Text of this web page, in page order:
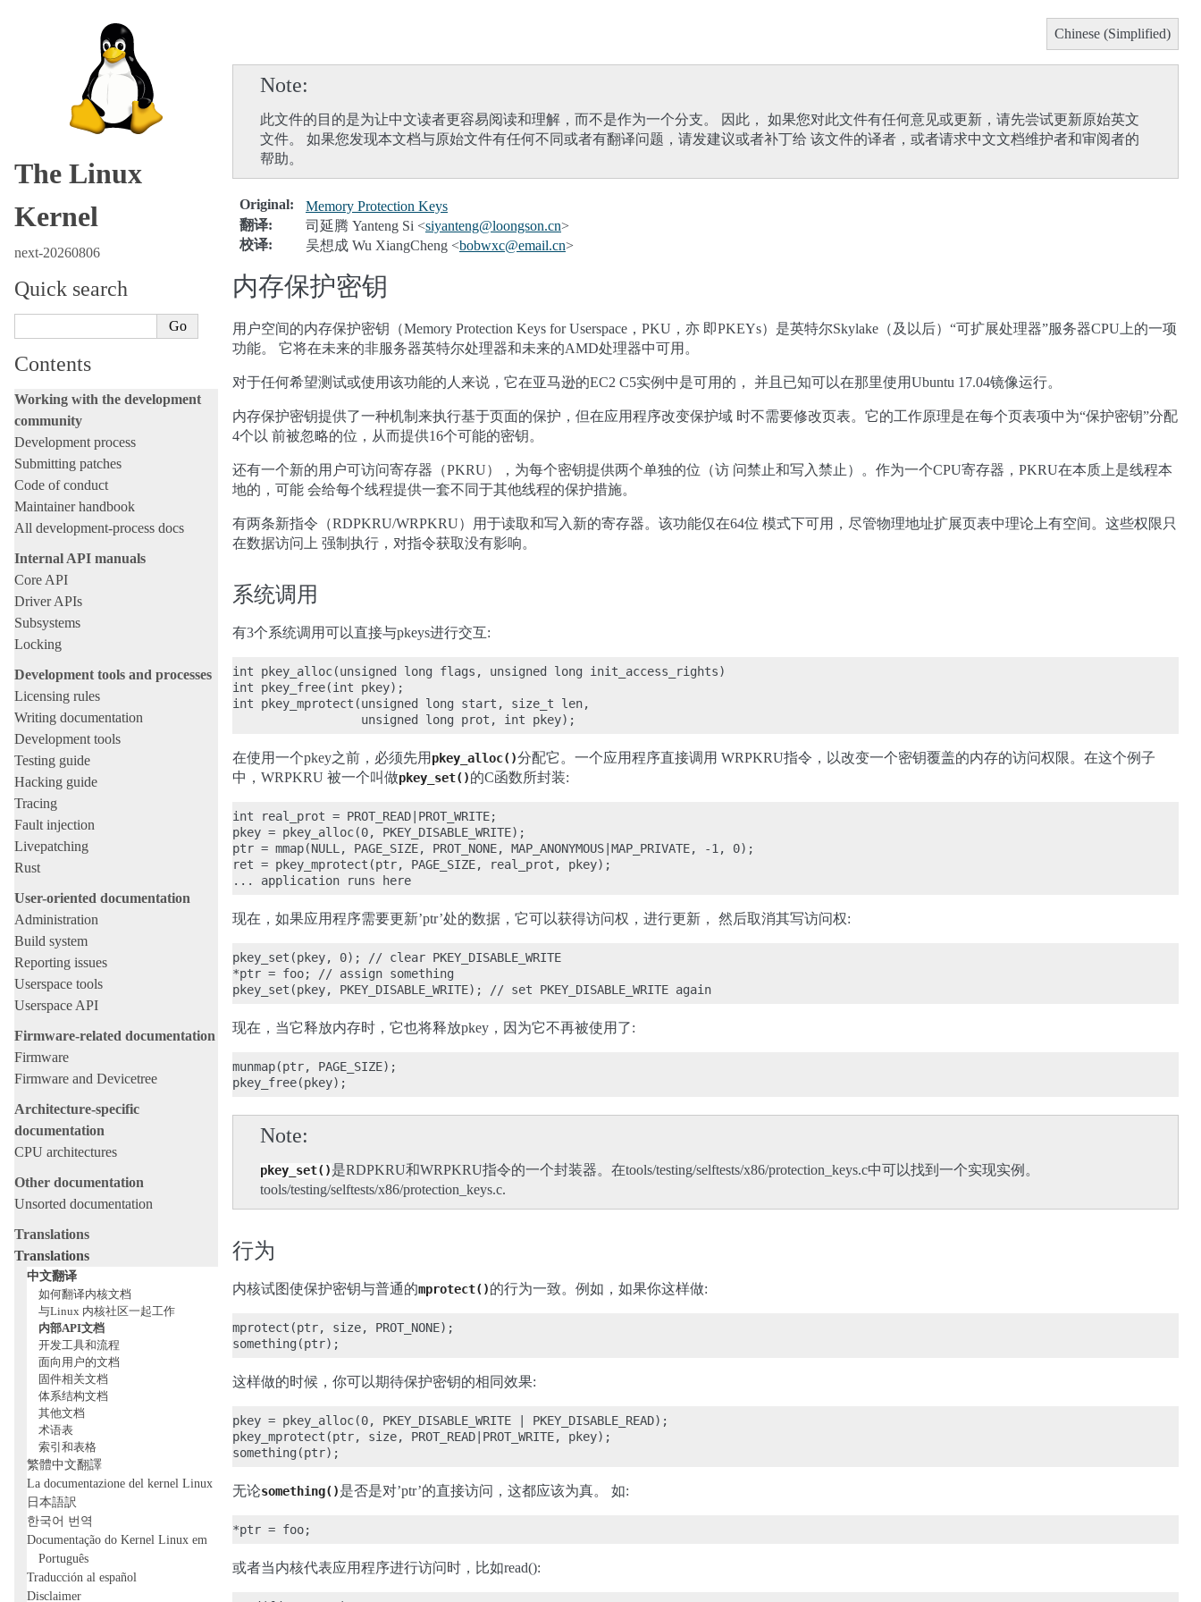
The Linux
Kernel
next-20260806
Quick search
Contents
Working with the development
community
Development process
Submitting patches
Code of conduct
Maintainer handbook
All development-process docs
Internal API manuals
Core API
Driver APIs
Subsystems
Locking
Development tools and processes
Licensing rules
Writing documentation
Development tools
Testing guide
Hacking guide
Tracing
Fault injection
Livepatching
Rust
User-oriented documentation
Administration
Build system
Reporting issues
Userspace tools
Userspace API
Firmware-related documentation
Firmware
Firmware and Devicetree
Architecture-specific
documentation
CPU architectures
Other documentation
Unsorted documentation
Translations
Translations
中文翻译
如何翻译内核文档
与Linux 内核社区一起工作
内部API文档
开发工具和流程
面向用户的文档
固件相关文档
体系结构文档
其他文档
术语表
索引和表格
繁體中文翻譯
La documentazione del kernel Linux
日本語訳
한국어 번역
Documentação do Kernel Linux em
Português
Traducción al español
Disclaimer
Chinese (Simplified)
Note
此文件的目的是为让中文读者更容易阅读和理解，而不是作为一个分支。 因此， 如果您对此文件有任何意见或更新，请先尝试更新原始英文
文件。 如果您发现本文档与原始文件有任何不同或者有翻译问题，请发建议或者补丁给 该文件的译者，或者请求中文文档维护者和审阅者的
帮助。
Original:
Memory Protection Keys
翻译: 司延腾 Yanteng Si <siyanteng@loongson.cn>
校译: 吴想成 Wu XiangCheng <bobwxc@email.cn>
内存保护密钥
用户空间的内存保护密钥（Memory Protection Keys for Userspace，PKU，亦 即PKEYs）是英特尔Skylake（及以后）“可扩展处理器”服务器CPU上的一项
功能。 它将在未来的非服务器英特尔处理器和未来的AMD处理器中可用。
对于任何希望测试或使用该功能的人来说，它在亚马逊的EC2 C5实例中是可用的， 并且已知可以在那里使用Ubuntu 17.04镜像运行。
内存保护密钥提供了一种机制来执行基于页面的保护，但在应用程序改变保护域 时不需要修改页表。它的工作原理是在每个页表项中为“保护密钥”分配
4个以 前被忽略的位，从而提供16个可能的密钥。
还有一个新的用户可访问寄存器（PKRU），为每个密钥提供两个单独的位（访 问禁止和写入禁止）。作为一个CPU寄存器，PKRU在本质上是线程本
地的，可能 会给每个线程提供一套不同于其他线程的保护措施。
有两条新指令（RDPKRU/WRPKRU）用于读取和写入新的寄存器。该功能仅在64位 模式下可用，尽管物理地址扩展页表中理论上有空间。这些权限只
在数据访问上 强制执行，对指令获取没有影响。
系统调用
有3个系统调用可以直接与pkeys进行交互:
int pkey_alloc(unsigned long flags, unsigned long init_access_rights)
int pkey_free(int pkey);
int pkey_mprotect(unsigned long start, size_t len,
在使用一个pkey之前，必须先用 pkey_alloc()分配它。一个应用程序直接调用 WRPKRU指令，以改变一个密钥覆盖的内存的访问权限。在这个例子
中，WRPKRU 被一个叫做pkey_set()的C函数所封装:
int real_prot = PROT_READ|PROT_WRITE;
pkey = pkey_alloc(0, PKEY_DISABLE_WRITE);
ptr = mmap(NULL, PAGE_SIZE, PROT_NONE, MAP_ANONYMOUS|MAP_PRIVATE, -1, 0);
ret = pkey_mprotect(ptr, PAGE_SIZE, real_prot, pkey);
现在，如果应用程序需要更新’ptr’处的数据，它可以获得访问权，进行更新， 然后取消其写访问权:
pkey_set(pkey, 0); // clear PKEY_DISABLE_WRITE
*ptr = foo; // assign something
现在，当它释放内存时，它也将释放pkey，因为它不再被使用了:
munmap(ptr, PAGE_SIZE);
Note
pkey_set()是RDPKRU和WRPKRU指令的一个封装器。在tools/testing/selftests/x86/protection_keys.c中可以找到一个实现实例。
tools/testing/selftests/x86/protection_keys.c.
行为
内核试图使保护密钥与普通的mprotect()的行为一致。例如，如果你这样做:
mprotect(ptr, size, PROT_NONE);
这样做的时候，你可以期待保护密钥的相同效果:
pkey = pkey_alloc(0, PKEY_DISABLE_WRITE | PKEY_DISABLE_READ);
pkey_mprotect(ptr, size, PROT_READ|PROT_WRITE, pkey);
无论something()是否是对’ptr’的直接访问，这都应该为真。 如:
或者当内核代表应用程序进行访问时，比如read():